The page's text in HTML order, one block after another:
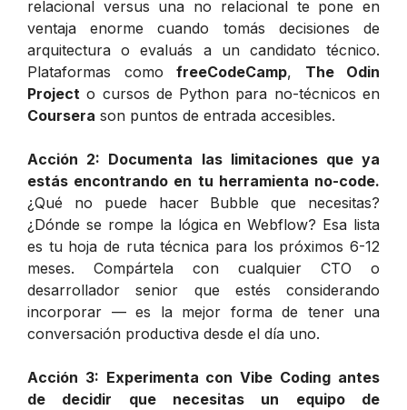
relacional versus una no relacional te pone en
ventaja enorme cuando tomás decisiones de
arquitectura o evaluás a un candidato técnico.
Plataformas como freeCodeCamp, The Odin
Project o cursos de Python para no-técnicos en
Coursera son puntos de entrada accesibles.
Acción 2: Documenta las limitaciones que ya
estás encontrando en tu herramienta no-code.
¿Qué no puede hacer Bubble que necesitas?
¿Dónde se rompe la lógica en Webflow? Esa lista
es tu hoja de ruta técnica para los próximos 6-12
meses. Compártela con cualquier CTO o
desarrollador senior que estés considerando
incorporar — es la mejor forma de tener una
conversación productiva desde el día uno.
Acción 3: Experimenta con Vibe Coding antes
de decidir que necesitas un equipo de